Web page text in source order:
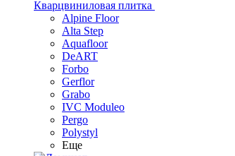
Кварцвиниловая плитка
Alpine Floor
Alta Step
Aquafloor
DeART
Forbo
Gerflor
Grabo
IVC Moduleo
Pergo
Polystyl
Еще